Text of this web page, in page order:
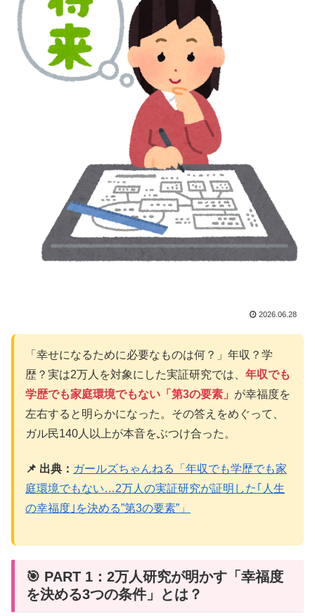
2026.06.28
「幸せになるために必要なものは何？」年収？学
歴？実は2万人を対象にした実証研究では、 年収でも
学歴でも家庭環境でもない「第3の要素」 が幸福度を
左右すると明らかになった。その答えをめぐって、
ガル民140人以上が本音をぶつけ合った。
📌 出典： ガールズちゃんねる「年収でも学歴でも家
庭環境でもない…2万人の実証研究が証明した｢人生
の幸福度｣を決める”第3の要素”」
🎯 PART 1：2万人研究が明かす「幸福度
を決める3つの条件」とは？